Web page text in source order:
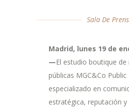
Sala De
Madrid, lunes 19 de
—El estudio boutique de
públicas MGC&Co Public
especializado en
estratégica, reputación y